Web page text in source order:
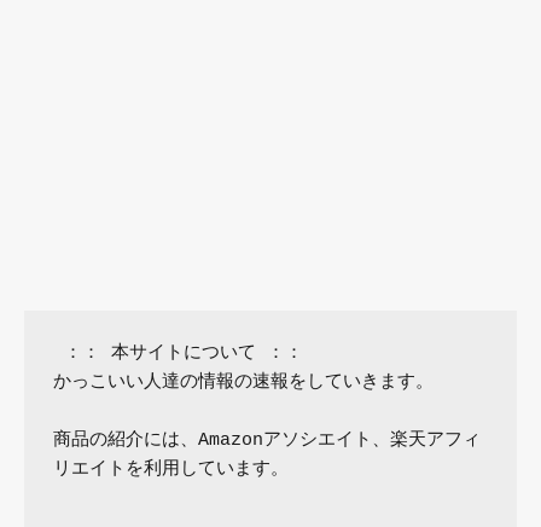
かっこいい人達の情報の速報をしていきます。
商品の紹介には、Amazonアソシエイト、楽天アフィ
リエイトを利用しています。